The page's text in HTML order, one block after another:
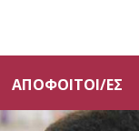
ΑΠΟΦΟΙΤΟΙ/ΕΣ